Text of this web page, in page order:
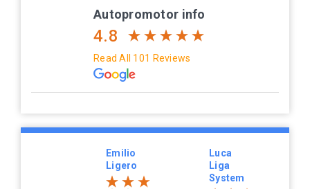
Autopromotor info
4.8
Read All 101 Reviews
Emilio
Ligero
Luca
Liga
System